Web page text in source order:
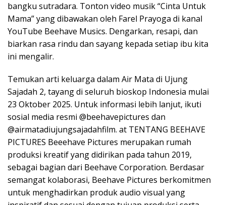
bangku sutradara. Tonton video musik “Cinta Untuk
Mama” yang dibawakan oleh Farel Prayoga di kanal
YouTube Beehave Musics. Dengarkan, resapi, dan
biarkan rasa rindu dan sayang kepada setiap ibu kita
ini mengalir.
Temukan arti keluarga dalam Air Mata di Ujung
Sajadah 2, tayang di seluruh bioskop Indonesia mulai
23 Oktober 2025. Untuk informasi lebih lanjut, ikuti
sosial media resmi @beehavepictures dan
@airmatadiujungsajadahfilm. at TENTANG BEEHAVE
PICTURES Beeehave Pictures merupakan rumah
produksi kreatif yang didirikan pada tahun 2019,
sebagai bagian dari Beehave Corporation. Berdasar
semangat kolaborasi, Beehave Pictures berkomitmen
untuk menghadirkan produk audio visual yang